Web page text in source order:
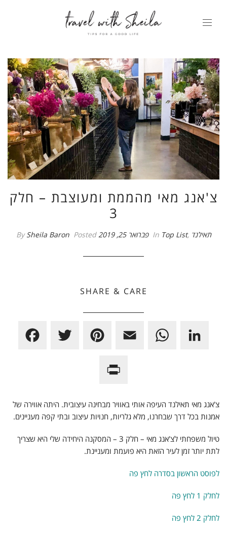
צ'אנג מאי מהממת ומעוצבת – חלק
3
BySheila Baron Posted פברואר 25, 2019 In Top List, תאילנד
SHARE & CARE
b
o
o
t
e
r
n
e
r
e
s
l
s
A
p
p
e
d
I
n
i
n
t
F
r
צ'אנג מאי תאילנד העיפה אותי באוויר מבחינה עיצובית. היתה אווירה של
אמנות בכל דרך שבחרנו, מלא גלריות, חנויות עיצוב ובתי קפה מעניינים.
טיול משפחתי לצ'אנג מאי – חלק 3 – המסקנה היחידה שלי היא שצריך
לתת יותר זמן לעיר הזאת היא פועמת ומעניינת.
לפוסט הראשון בסדרה לחץ פה
לחלק 1 לחץ פה
לחלק 2 לחץ פה